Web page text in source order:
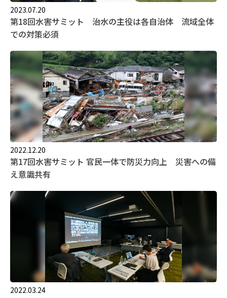
2023.07.20
第18回水害サミット 治水の主役は各自治体 流域全体
での対策必須
2022.12.20
第17回水害サミット 官民一体で防災力向上 災害への備
え意識共有
2022.03.24